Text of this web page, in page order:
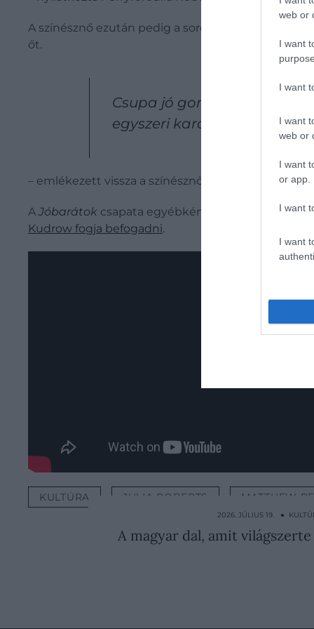
web or
I want
I want
I want
web or
I want
or app.
I want
I want
A színésznő ezután pedig a sorozatban való
őt.
Csupa jó gondolat és
egyszeri karaktert, és
– emlékezett vissza a színésznő.
AJóbarátok csapata egyébként a mai napig
Kudrow fogja befogadni.
KULTÚRA JULIA ROBERTS MATTHEW
2026. JÚLIUS 19. ●
A magyar dal, amit